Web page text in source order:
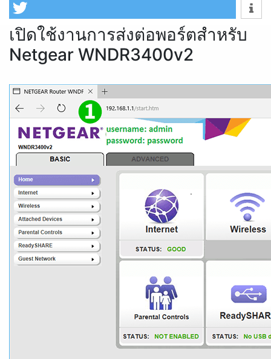
เปิดใช้งานการส่งต่อพอร์ตสำหรับ
Netgear WNDR3400v2